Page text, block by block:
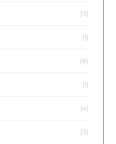
(3)
(1)
(8)
(1)
(4)
(3)